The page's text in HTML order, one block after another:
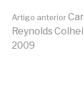
Artigo anterior
Reynolds
2009